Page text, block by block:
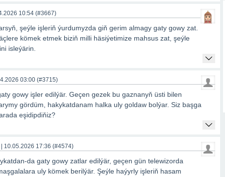
10:54 (#3667)
şeýle işleriň ýurdumyzda giň gerim almagy gaty gowy zat.
kömek etmek biziň milli häsiýetimize mahsus zat, şeýle
isleýärin.
03:00 (#3715)
gowy işler edilýär. Geçen gezek bu gaznanyň üsti bilen
gördüm, hakykatdanam halka uly goldaw bolýar. Siz başga
eşidipdiňiz?
10.05.2026 17:36 (#4574)
da gaty gowy zatlar edilýär, geçen gün telewizorda
uly kömek berilýär. Şeýle haýyrly işleriň hasam